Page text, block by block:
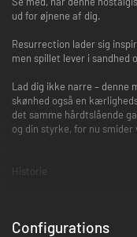
ud for øjnene af dig.
Resurrection lader sig
men spillet lever i sandhed
Lad dig ikke narre – denne
skønhed også en
det samme hårdtslående
og din styrke, for nu
Historie
I et land langt borte
Configurations